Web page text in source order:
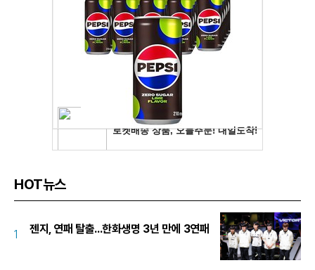
HOT뉴스
1 젠지, 연패 탈출...한화생명 3년 만에 3연패